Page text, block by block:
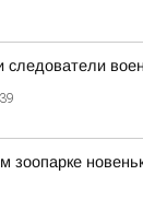
следователи
зоопарке